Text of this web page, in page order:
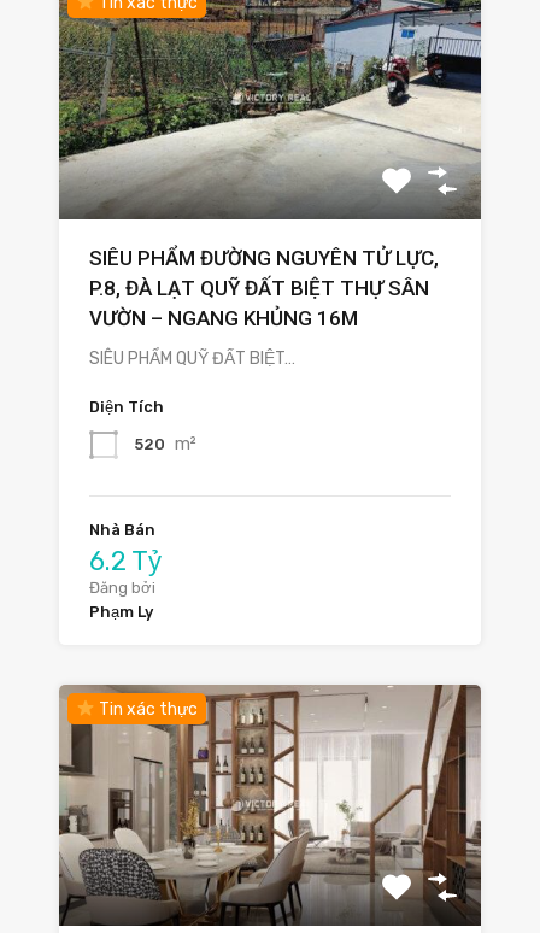
SIÊU PHẨM ĐƯỜNG NGUYÊN TỬ LỰC,
P.8, ĐÀ LẠT QUỸ ĐẤT BIỆT THỰ SÂN
VƯỜN – NGANG KHỦNG 16M
SIÊU PHẨM QUỸ ĐẤT BIỆT…
Diện Tích
520 m²
Nhà Bán
6.2 Tỷ
Đăng bởi
Phạm Ly
Tin xác thực